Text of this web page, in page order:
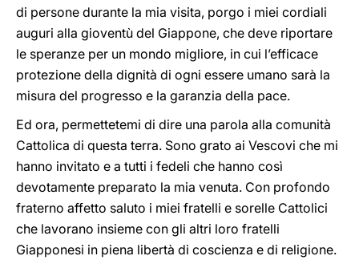
di persone durante la mia visita, porgo i miei cordiali
auguri alla gioventù del Giappone, che deve riportare
le speranze per un mondo migliore, in cui l’efficace
protezione della dignità di ogni essere umano sarà la
misura del progresso e la garanzia della pace.
Ed ora, permettetemi di dire una parola alla comunità
Cattolica di questa terra. Sono grato ai Vescovi che mi
hanno invitato e a tutti i fedeli che hanno così
devotamente preparato la mia venuta. Con profondo
fraterno affetto saluto i miei fratelli e sorelle Cattolici
che lavorano insieme con gli altri loro fratelli
Giapponesi in piena libertà di coscienza e di religione.